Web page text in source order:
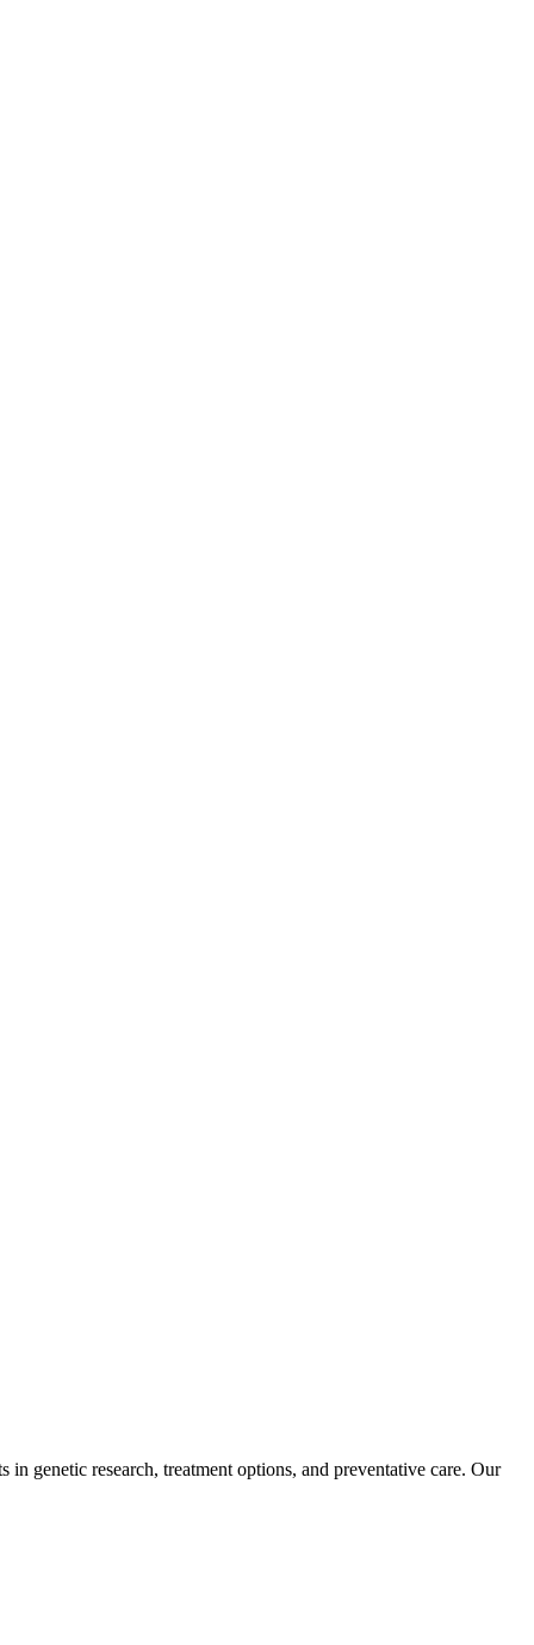
genetic research, treatment options, and preventative care. Our